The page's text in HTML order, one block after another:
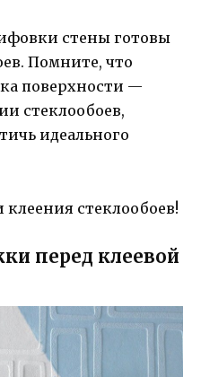
стены готовы
Помните, что
поверхности —
стеклообоев,
идеального
стеклообоев!
перед клеевой